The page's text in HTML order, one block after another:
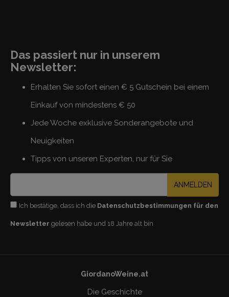
Das passiert nur in unserem
Newsletter:
Erhalten Sie sofort einen € 5 Gutschein bei einem
Einkauf von mindestens € 50
Jede Woche exklusive Sonderangebote und
Neuigkeiten
Tipps von unseren Experten, nur für Sie
ANMELDEN
Ich bestätige, dass ich die Datenschutzbestimmungen für den
Newsletter gelesen habe und 18 Jahre alt bin
GiordanoWeine.at
Die Geschichte